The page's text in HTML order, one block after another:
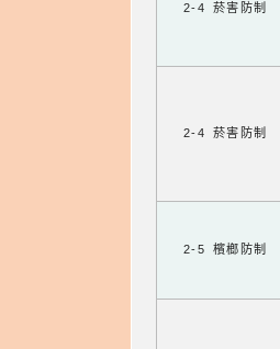
2-4 菸害防制
2-4 菸害防制
2-5 檳榔防制